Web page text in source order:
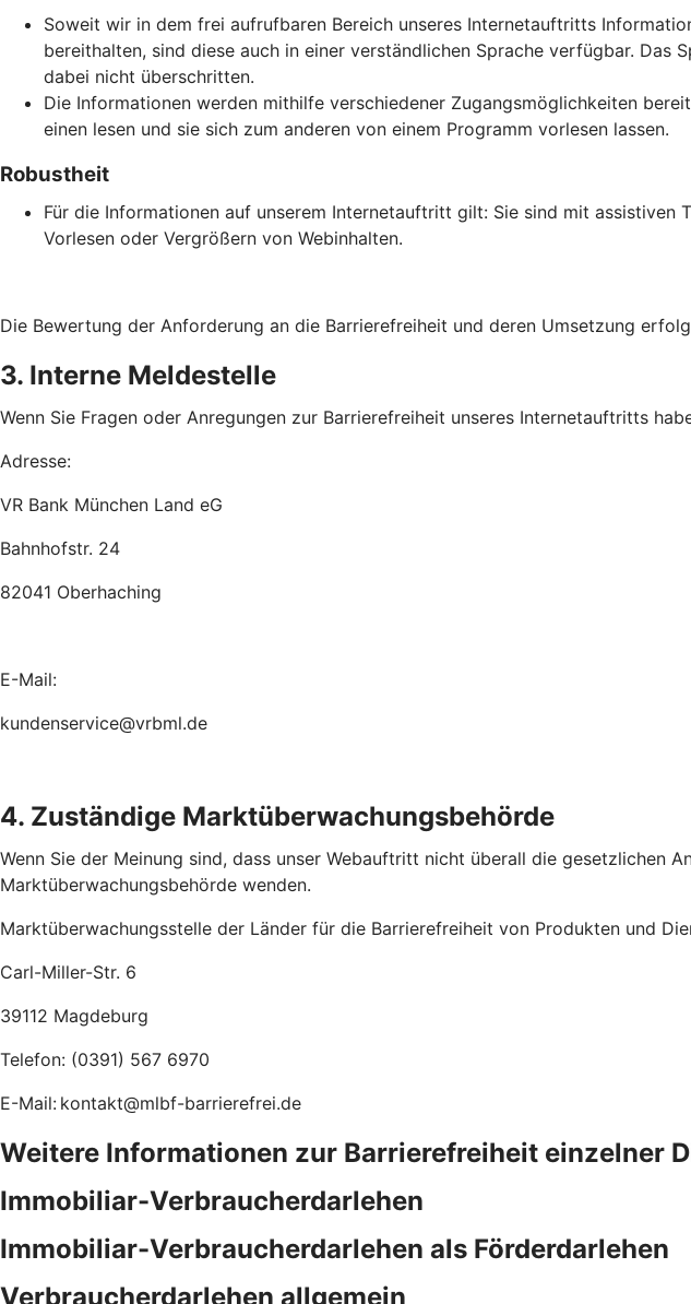
Soweit wir in dem frei aufrufbaren Bereich unseres Internetauftritts
bereithalten, sind diese auch in einer verständlichen Sprache verfügbar. Das
dabei nicht überschritten.
Die Informationen werden mithilfe verschiedener Zugangsmöglichkeiten
einen lesen und sie sich zum anderen von einem Programm vorlesen lassen.
Robustheit
Für die Informationen auf unserem Internetauftritt gilt: Sie sind mit assistiven
Vorlesen oder Vergrößern von Webinhalten.
Die Bewertung der Anforderung an die Barrierefreiheit und deren Umsetzung
3. Interne Meldestelle
Wenn Sie Fragen oder Anregungen zur Barrierefreiheit unseres Internetauftritts
Adresse:
VR Bank München Land eG
Bahnhofstr. 24
82041 Oberhaching
E-Mail:
kundenservice@vrbml.de
4. Zuständige Marktüberwachungsbehörde
Wenn Sie der Meinung sind, dass unser Webauftritt nicht überall die gesetzlichen
Marktüberwachungsbehörde wenden.
Marktüberwachungsstelle der Länder für die Barrierefreiheit von Produkten und
Carl-Miller-Str. 6
39112 Magdeburg
Telefon: (0391) 567 6970
E-Mail: kontakt@mlbf-barrierefrei.de
Weitere Informationen zur Barrierefreiheit einzelner
Immobiliar-Verbraucherdarlehen
Immobiliar-Verbraucherdarlehen als Förderdarlehen
Verbraucherdarlehen allgemein